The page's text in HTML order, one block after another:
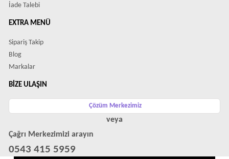
İade Talebi
EXTRA MENÜ
Sipariş Takip
Blog
Markalar
BIZE ULAŞIN
Çözüm Merkezimiz
veya
Çağrı Merkezimizi arayın
0543 415 5959